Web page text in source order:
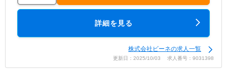
詳細を見る
株式会社ビーネの求人一覧
更新日：2025/10/03 求人番号：9031398